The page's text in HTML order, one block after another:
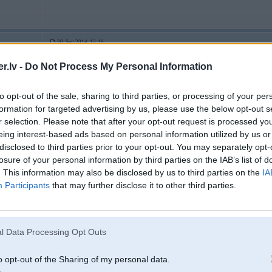
- Do Not Process My Personal Information
opt-out of the sale, sharing to third parties, or processing of your
for targeted advertising by us, please use the below opt-out
selection. Please note that after your opt-out request is processed
interest-based ads based on personal information utilized by us
to third parties prior to your opt-out. You may separately
of your personal information by third parties on the IAB’s list of
This information may also be disclosed by us to third parties on the
Participants that may further disclose it to other third parties.
Data Processing Opt Outs
opt-out of the Sharing of my personal data.
30. Sep 2014, 12:19
DL1000
ja ļoti gribās pšššš tad nopērc ebayā elektrisko, strādā ar slēdzi pieslēgtu pie
30. Sep 2014, 12:21